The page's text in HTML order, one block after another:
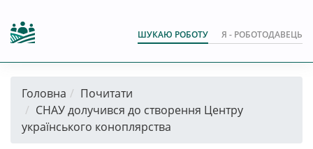
ШУКАЮ РОБОТУ Я - РОБОТОДАВЕЦЬ
Головна
Почитати
СНАУ долучився до створення Центру
українського коноплярства